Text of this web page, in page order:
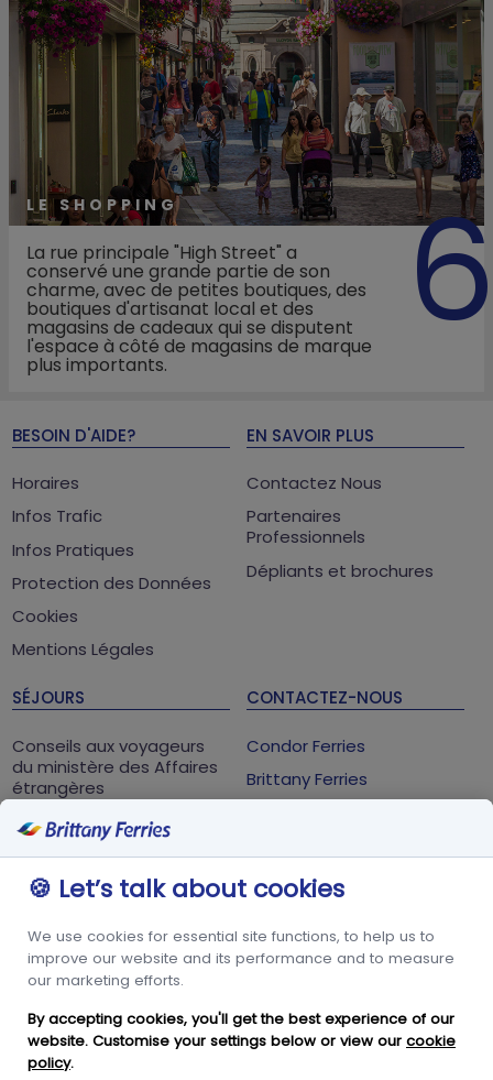
LE SHOPPING
La rue principale "High Street" a
conservé une grande partie de son
charme, avec de petites boutiques, des
boutiques d'artisanat local et des
magasins de cadeaux qui se disputent
l'espace à côté de magasins de marque
plus importants.
BESOIN D'AIDE?
Horaires
Infos Trafic
Infos Pratiques
Protection des Données
Cookies
Mentions Légales
EN SAVOIR PLUS
Contactez Nous
Partenaires
Professionnels
Dépliants et brochures
SÉJOURS
Conseils aux voyageurs
du ministère des Affaires
étrangères
CONTACTEZ-NOUS
Condor Ferries
Brittany Ferries
Guernsey
35435
RÉSEAUX SOCIAUX
🍪 Let’s talk about cookies
We use cookies for essential site functions, to help us to
improve our website and its performance and to measure
our marketing efforts.
By accepting cookies, you'll get the best experience of our
website. Customise your settings below or view our cookie
policy.